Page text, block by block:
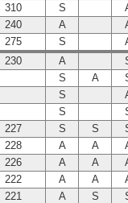
310 S
240 A
275 S
230 A
S A
S
S
227 S S
228 A A
226 A A
222 A A
221 A S